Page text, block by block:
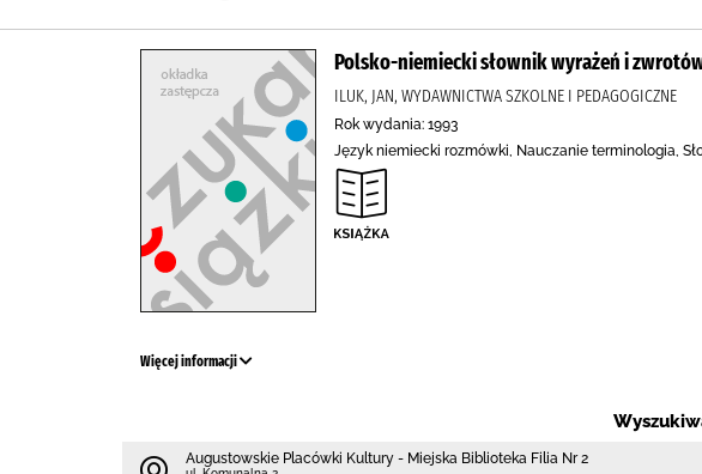
Polsko-niemiecki słownik wyrażeń i
ILUK, JAN, WYDAWNICTWA SZKOLNE I PEDAGOGICZNE
Rok wydania: 1993
Język niemiecki rozmówki, Nauczanie terminologia,
Więcej informacji
Augustowskie Placówki Kultury - Miejska Biblioteka Filia Nr 2